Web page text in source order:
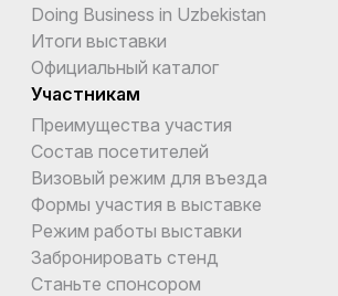
Doing Business in Uzbekistan
Итоги выставки
Официальный каталог
Участникам
Преимущества участия
Состав посетителей
Визовый режим для въезда
Формы участия в выставке
Режим работы выставки
Забронировать стенд
Станьте спонсором